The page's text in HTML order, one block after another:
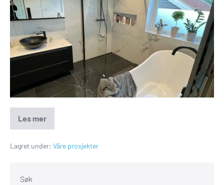
Les mer
Lagret under: Våre prosjekter
Søk